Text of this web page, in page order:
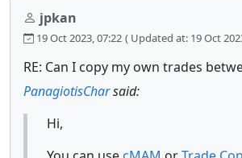
jpkan
19 Oct 2023, 07:22 ( Updated at: 19 Oct
RE: Can I copy my own trades
PanagiotisCharsaid:
Hi,